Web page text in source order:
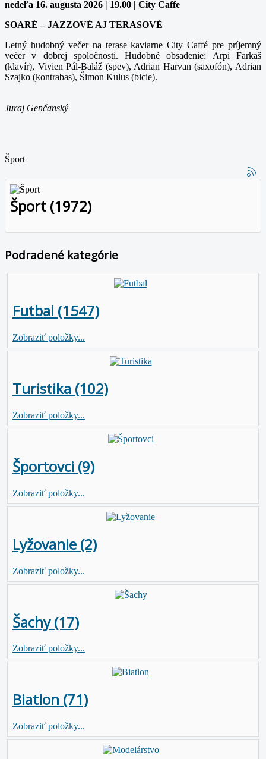
nedeľa 16. augusta 2026 | 19.00 | City Caffe
SOARÉ – JAZZOVÉ AJ TERASOVÉ
Letný hudobný večer na terase kaviarne City Caffé pre príjemný
večer v dobrej spoločnosti. Hudobné obsadenie: Arpi Farkaš
(klavír), Vivien Pál-Baláž (spev), Adrian Harvan (saxofón), Adrian
Szajko (kontrabas), Šimon Kulus (bicie).
Juraj Genčanský
Šport
Šport (1972)
Podradené kategórie
Futbal (1547)
Zobraziť položky...
Turistika (102)
Zobraziť položky...
Športovci (9)
Zobraziť položky...
Lyžovanie (2)
Zobraziť položky...
Šachy (17)
Zobraziť položky...
Biatlon (71)
Zobraziť položky...